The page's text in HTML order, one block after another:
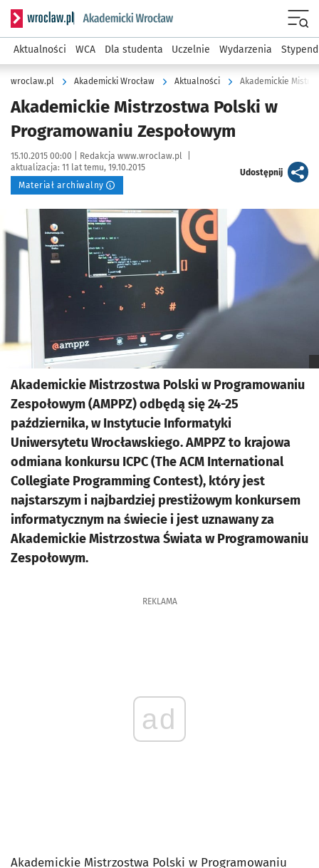
Serwis informacyjny wroclaw.pl podserwis: Akademicki
Aktualności WCA Dla studenta Uczelnie Wydarzenia
wroclaw.pl Akademicki Wrocław Aktualności Akademickie
Akademickie Mistrzostwa Polski w
Programowaniu Zespołowym
Data publikacji:
15.10.2015 00:00 | Autor:
Redakcja www.wroclaw.pl
aktualizacja: 11 lat temu, 19.10.2015
Materiał archiwalny
Udostępnijartykuł
Kliknij, aby powiększyć
Akademickie Mistrzostwa Polski w Programowaniu
Zespołowym (AMPPZ) odbędą się 24-25
października, w Instytucie Informatyki
Uniwersytetu Wrocławskiego. AMPPZ to krajowa
odmiana konkursu ICPC (The ACM International
Collegiate Programming Contest), który jest
najstarszym i najbardziej prestiżowym konkursem
informatycznym na świecie i jest uznawany za
Akademickie Mistrzostwa Świata w Programowaniu
Zespołowym.
REKLAMA
ad
Akademickie Mistrzostwa Polski w Programowaniu